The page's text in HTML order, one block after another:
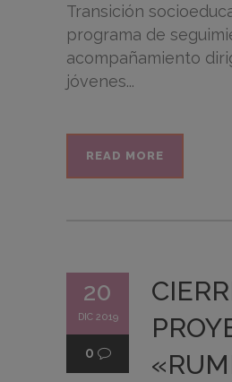
Transición
programa de
acompañamiento
jóvenes...
READ MORE
20
DIC 2019
0